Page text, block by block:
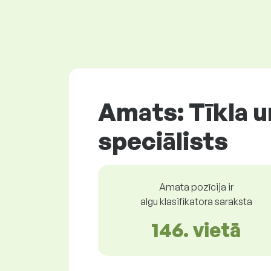
Amats: Tīkla
speciālists
Amata pozīcija ir
algu klasifikatora saraksta
146. vietā